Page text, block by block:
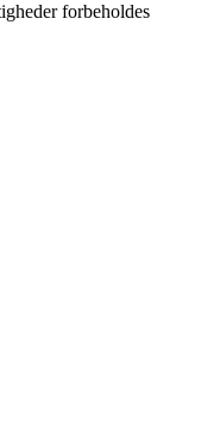
forbeholdes